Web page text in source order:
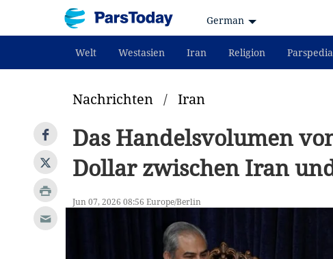
German
Welt Westasien Iran Religion Parspedia
Nachrichten / Iran
Das Handelsvolumen
Dollar zwischen Iran
Jun 07, 2026 08:56 Europe/Berlin